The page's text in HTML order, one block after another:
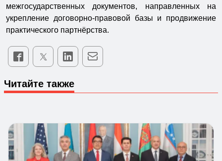
межгосударственных документов, направленных на
укрепление договорно-правовой базы и продвижение
практического партнёрства.
Читайте также